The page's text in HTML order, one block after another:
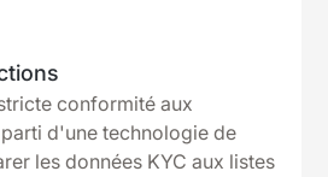
conformité aux
d'une technologie de
les données KYC aux listes